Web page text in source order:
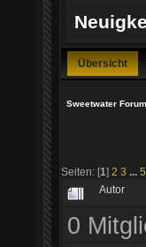
Übersicht
Sweetwater Forum
Seiten: [1] 2 3 ... 5
Autor
0